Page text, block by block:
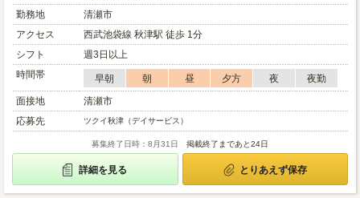
勤務地
清瀬市
アクセス
西武池袋線 秋津駅 徒歩 1分
シフト
週3日以上
時間帯
早朝 朝 昼 夕方 夜
夜勤
面接地
清瀬市
応募先
ツクイ秋津（デイサービス）
募集終了日時：8月31日 掲載終了まであと24日
詳細を見る とりあえず保存